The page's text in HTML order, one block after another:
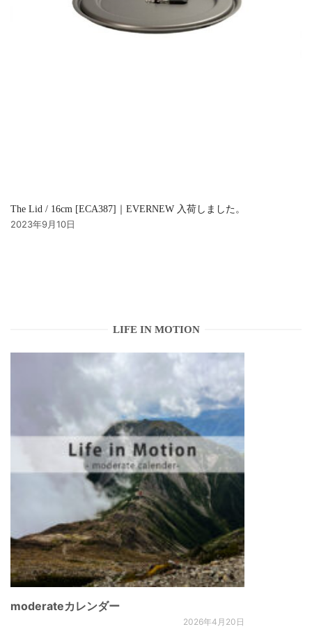
The Lid / 16cm [ECA387]｜EVERNEW 入荷しました。
2023年9月10日
LIFE IN MOTION
moderateカレンダー
2026年4月20日